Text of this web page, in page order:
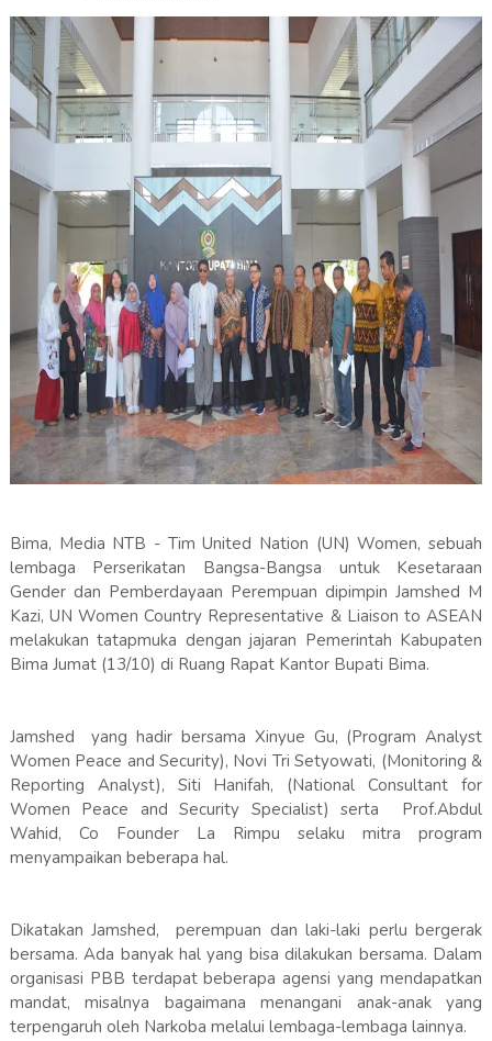
Bima, Media NTB - Tim United Nation (UN) Women, sebuah
lembaga Perserikatan Bangsa-Bangsa untuk Kesetaraan
Gender dan Pemberdayaan Perempuan dipimpin Jamshed M
Kazi, UN Women Country Representative & Liaison to ASEAN
melakukan tatapmuka dengan jajaran Pemerintah Kabupaten
Bima Jumat (13/10) di Ruang Rapat Kantor Bupati Bima.
Jamshed yang hadir bersama Xinyue Gu, (Program Analyst
Women Peace and Security), Novi Tri Setyowati, (Monitoring &
Reporting Analyst), Siti Hanifah, (National Consultant for
Women Peace and Security Specialist) serta Prof.Abdul
Wahid, Co Founder La Rimpu selaku mitra program
menyampaikan beberapa hal.
Dikatakan Jamshed, perempuan dan laki-laki perlu bergerak
bersama. Ada banyak hal yang bisa dilakukan bersama. Dalam
organisasi PBB terdapat beberapa agensi yang mendapatkan
mandat, misalnya bagaimana menangani anak-anak yang
terpengaruh oleh Narkoba melalui lembaga-lembaga lainnya.